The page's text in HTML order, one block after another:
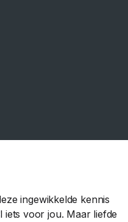
ingewikkelde kennis
iets voor jou. Maar liefde